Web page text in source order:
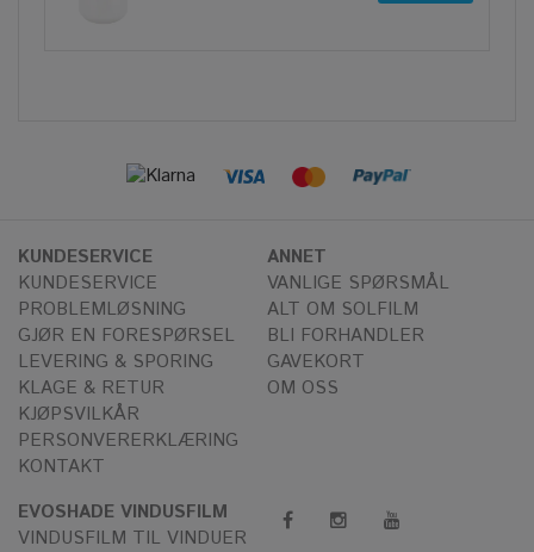
KUNDESERVICE
KUNDESERVICE
PROBLEMLØSNING
GJØR EN FORESPØRSEL
LEVERING & SPORING
KLAGE & RETUR
KJØPSVILKÅR
PERSONVERERKLÆRING
KONTAKT
ANNET
VANLIGE SPØRSMÅL
ALT OM SOLFILM
BLI FORHANDLER
GAVEKORT
OM OSS
EVOSHADE VINDUSFILM
VINDUSFILM TIL VINDUER